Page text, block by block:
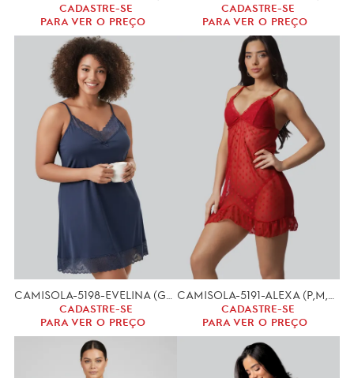
CADASTRE-SE
PARA VER O PREÇO
CADASTRE-SE
PARA VER O PREÇO
CADASTRE-SE
PARA VER O PREÇO
CADASTRE-SE
PARA VER O PREÇO